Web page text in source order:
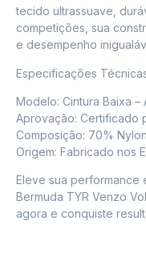
tecido ultrassuave,
competições, sua
e desempenho
Especificações
Modelo: Cintura Baixa –
Aprovação: Certificado
Composição: 70%
Origem: Fabricado nos
Eleve sua performance
Bermuda TYR Venzo
agora e conquiste